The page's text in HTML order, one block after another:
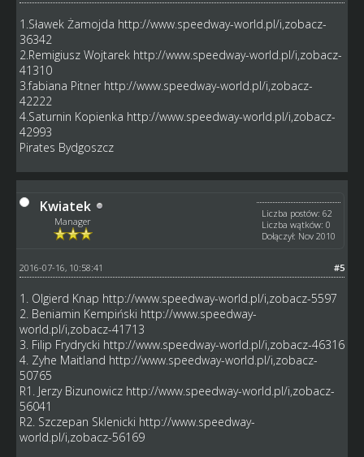
1.Sławek Żamojda http://www.speedway-world.pl/i,zobacz-
36342
2.Remigiusz Wojtarek http://www.speedway-world.pl/i,zobacz-
41310
3.fabiana Pitner http://www.speedway-world.pl/i,zobacz-
42222
4.Saturnin Kopienka http://www.speedway-world.pl/i,zobacz-
42993
Pirates Bydgoszcz
Kwiatek
Manager
Liczba postów: 62
Liczba wątków: 0
Dołączył: Nov 2010
#5
2016-07-16, 10:58:41
1. Olgierd Knap http://www.speedway-world.pl/i,zobacz-5597
2. Beniamin Kempiński http://www.speedway-
world.pl/i,zobacz-41713
3. Filip Frydrycki http://www.speedway-world.pl/i,zobacz-46316
4. Zyhe Maitland http://www.speedway-world.pl/i,zobacz-
50765
R1. Jerzy Bizunowicz http://www.speedway-world.pl/i,zobacz-
56041
R2. Szczepan Sklenicki http://www.speedway-
world.pl/i,zobacz-56169